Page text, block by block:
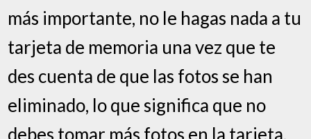
más importante, no le hagas nada a tu
tarjeta de memoria una vez que te
des cuenta de que las fotos se han
eliminado, lo que significa que no
debes tomar más fotos en la tarjeta.